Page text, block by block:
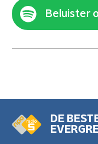
Beluister
DE